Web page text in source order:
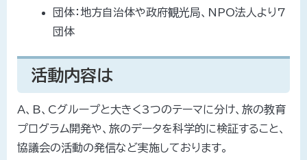
団体：地方自治体や政府観光局、NPO法人より7
団体
活動内容は
A、B、Cグループと大きく3つのテーマに分け、旅の教育
プログラム開発や、旅のデータを科学的に検証すること、
協議会の活動の発信など実施しております。